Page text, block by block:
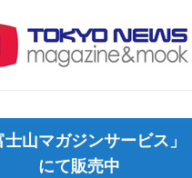
士山マガジンサービス」
にて販売中